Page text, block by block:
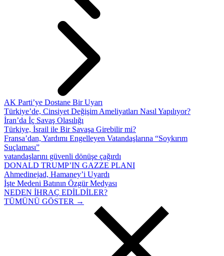
AK Parti’ye Dostane Bir Uyarı
Türkiye’de, Cinsiyet Değişim Ameliyatları Nasıl Yapılıyor?
İran’da İç Savaş Olasılığı
Türkiye, İsrail ile Bir Savaşa Girebilir mi?
Fransa’dan, Yardımı Engelleyen Vatandaşlarına “Soykırım
Suçlaması”
vatandaşlarını güvenli dönüşe çağırdı
DONALD TRUMP’IN GAZZE PLANI
Ahmedinejad, Hamaney’i Uyardı
İşte Medeni Batının Özgür Medyası
NEDEN İHRAÇ EDİLDİLER?
TÜMÜNÜ GÖSTER →